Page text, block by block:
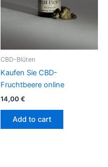
CBD-Blüten
Kaufen Sie CBD-
Fruchtbeere online
14,00€
Add to cart